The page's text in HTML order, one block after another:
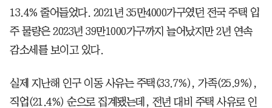
13.4% 줄어들었다. 2021년 35만4000가구였던 전국 주택 입
주 물량은 2023년 39만1000가구까지 늘어났지만 2년 연속
감소세를 보이고 있다.
실제 지난해 인구 이동 사유는 주택(33.7%), 가족(25.9%),
직업(21.4%) 순으로 집계됐는데, 전년 대비 주택 사유로 인